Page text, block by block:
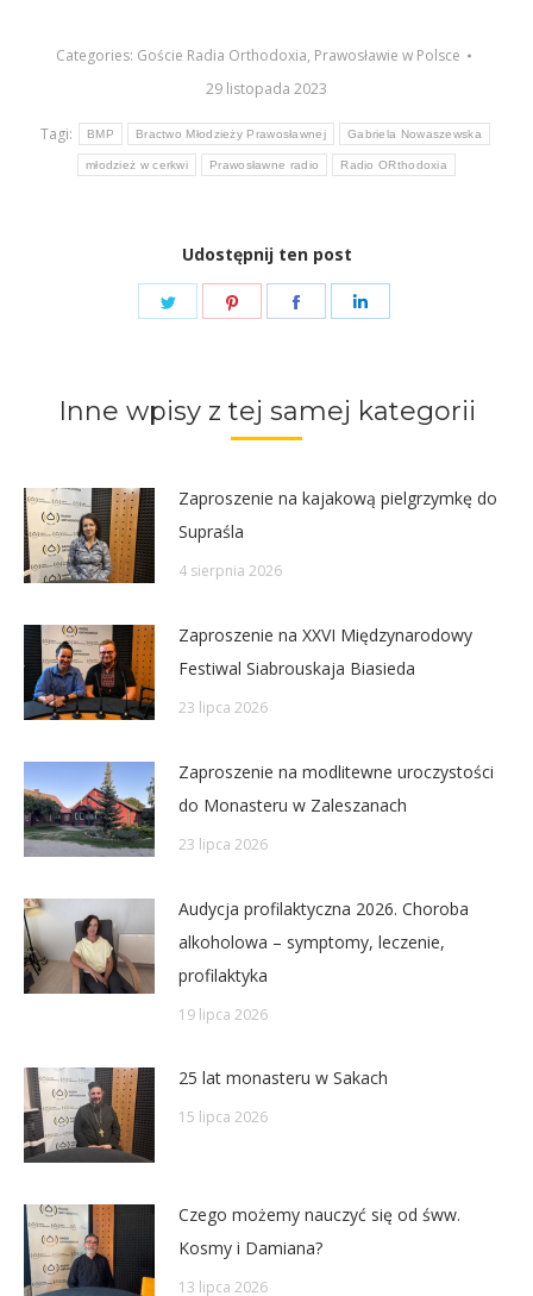
Categories: Goście Radia Orthodoxia, Prawosławie w Polsce
29 listopada 2023
Tagi: BMP Bractwo Młodzieży Prawosławnej Gabriela Nowaszewska
młodzież w cerkwi Prawosławne radio Radio ORthodoxia
Udostępnij ten post
Share
Share
Share
Inne wpisy z tej samej kategorii
Zaproszenie na kajakową pielgrzymkę do
Supraśla
4 sierpnia 2026
Zaproszenie na XXVI Międzynarodowy
Festiwal Siabrouskaja Biasieda
23 lipca 2026
Zaproszenie na modlitewne uroczystości
do Monasteru w Zaleszanach
23 lipca 2026
Audycja profilaktyczna 2026. Choroba
alkoholowa – symptomy, leczenie,
profilaktyka
19 lipca 2026
25 lat monasteru w Sakach
15 lipca 2026
Czego możemy nauczyć się od śww.
Kosmy i Damiana?
13 lipca 2026